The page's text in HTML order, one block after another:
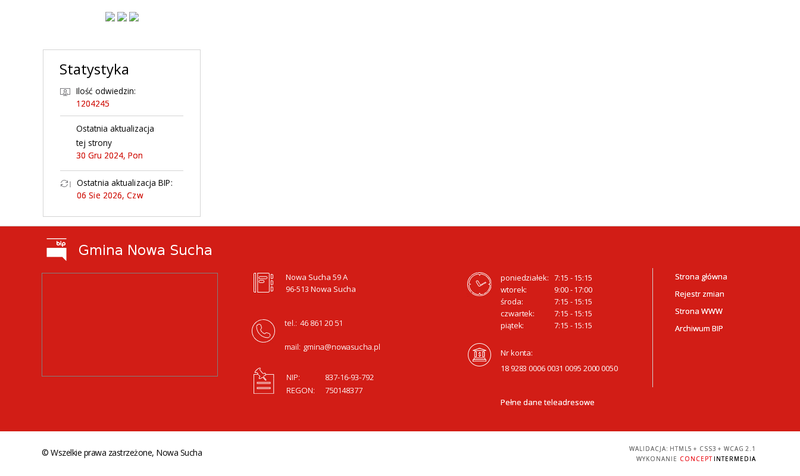
Statystyka
Ilość odwiedzin:
1204245
Ostatnia aktualizacja
tej strony
30 Gru 2024, Pon
Ostatnia aktualizacja BIP:
06 Sie 2026, Czw
Nowa Sucha 59 A
96-513 Nowa Sucha
tel.: 46 861 20 51
mail: gmina@nowasucha.pl
NIP:
837-16-93-792
REGON:
750148377
poniedziałek: 7:15 - 15:15
wtorek:
9:00 - 17:00
środa:
7:15 - 15:15
czwartek:
7:15 - 15:15
piątek:
7:15 - 15:15
Nr konta:
18 9283 0006 0031 0095 2000 0050
Pełne dane teleadresowe
Strona główna
Rejestr zmian
Strona WWW
Archiwum BIP
© Wszelkie prawa zastrzeżone, Nowa Sucha WALIDACJA: HTML5 + CSS3 + WCAG 2.1
WYKONANIE CONCEPT INTERMEDIA